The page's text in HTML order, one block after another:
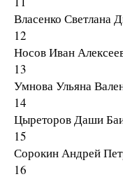
Власенко Светлана
12
Носов Иван
13
Умнова Ульяна
14
Цыреторов Даши
15
Сорокин Андрей
16